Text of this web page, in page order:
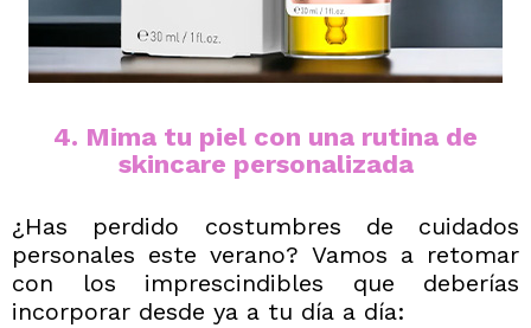
4. Mima tu piel con una rutina de
skincare personalizada
¿Has perdido costumbres de cuidados
personales este verano? Vamos a retomar
con los imprescindibles que deberías
incorporar desde ya a tu día a día: